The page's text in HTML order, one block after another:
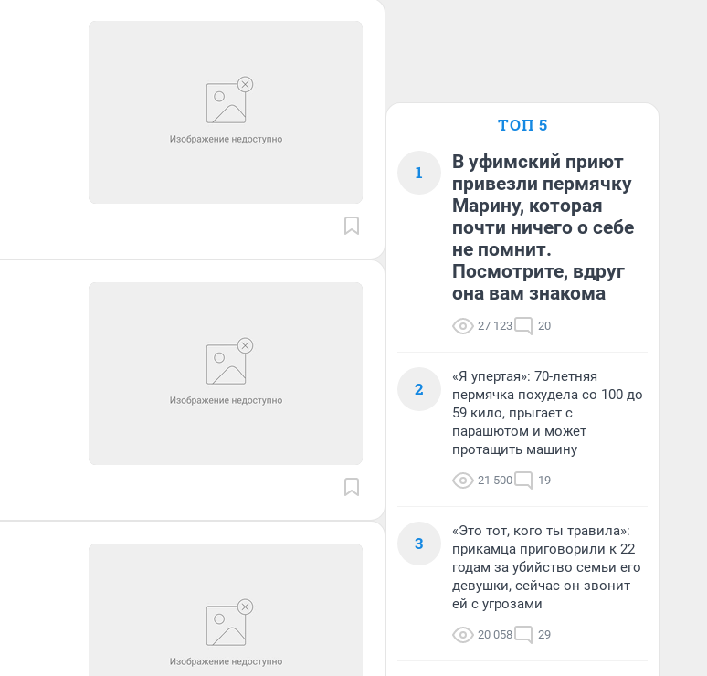
ТОП 5
1
В уфимский приют
привезли пермячку
Марину, которая
почти ничего о себе
не помнит.
Посмотрите, вдруг
она вам знакома
27 123 20
2
«Я упертая»: 70-летняя
пермячка похудела со 100 до
59 кило, прыгает с
парашютом и может
протащить машину
21 500 19
3
«Это тот, кого ты травила»:
прикамца приговорили к 22
годам за убийство семьи его
девушки, сейчас он звонит
ей с угрозами
20 058 29